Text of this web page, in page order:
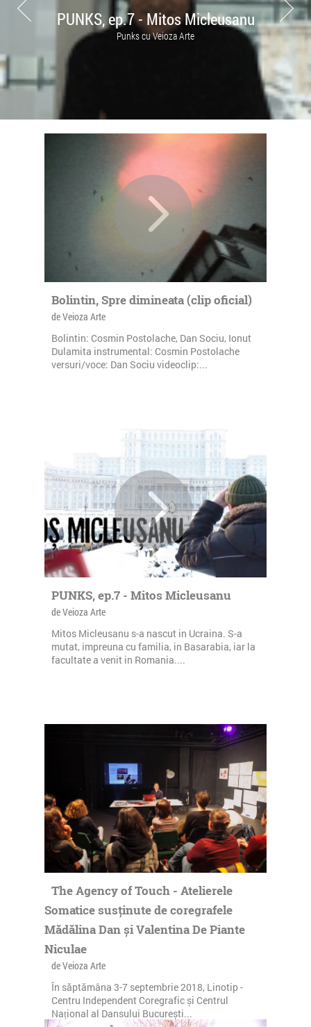
PUNKS, ep.7 - Mitos Micleusanu
Punks cu Veioza Arte
Bolintin, Spre dimineata (clip oficial)
de Veioza Arte
Bolintin: Cosmin Postolache, Dan Sociu, Ionut
Dulamita instrumental: Cosmin Postolache
versuri/voce: Dan Sociu videoclip:...
PUNKS, ep.7 - Mitos Micleusanu
de Veioza Arte
Mitos Micleusanu s-a nascut in Ucraina. S-a
mutat, impreuna cu familia, in Basarabia, iar la
facultate a venit in Romania....
The Agency of Touch - Atelierele
Somatice susținute de coregrafele
Mădălina Dan și Valentina De Piante
Niculae
de Veioza Arte
În săptămâna 3-7 septembrie 2018, Linotip -
Centru Independent Coregrafic și Centrul
Național al Dansului București...